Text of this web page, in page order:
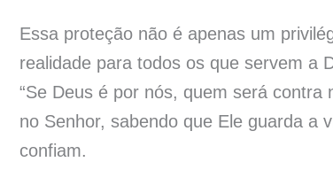
Essa proteção não é apenas um
realidade para todos os que servem a
“Se Deus é por nós, quem será contra
no Senhor, sabendo que Ele guarda a
confiam.